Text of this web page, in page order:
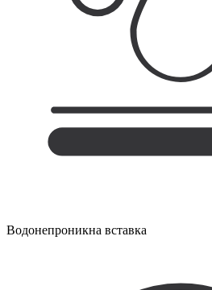
Водонепроникна вставка